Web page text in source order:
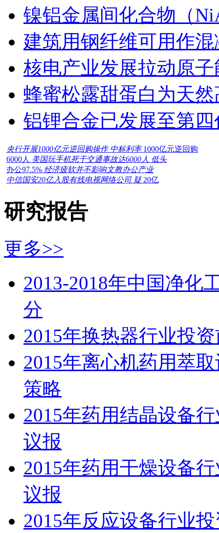
镍铝金属间化合物（
建筑用钢纤维可用作
核电产业发展拉动原
蜂蜜松露甜蛋白为天
铝锂合金已发展至第
央行开展1000亿元逆回购操作 中标利率 1000亿元逆回购
6000人 美国玩手机死于交通事故达6000人 低头
办公97.5% 经济疲软并不影响文教办公产业
中信国安20亿入股有线电视网络公司 疑 20亿
研究报告
更多>>
2013-2018年中国净化
分
2015年换热器行业投
2015年离心机药用萃
策略
2015年药用结晶设备
议报
2015年药用干燥设备
议报
2015年反应设备行业